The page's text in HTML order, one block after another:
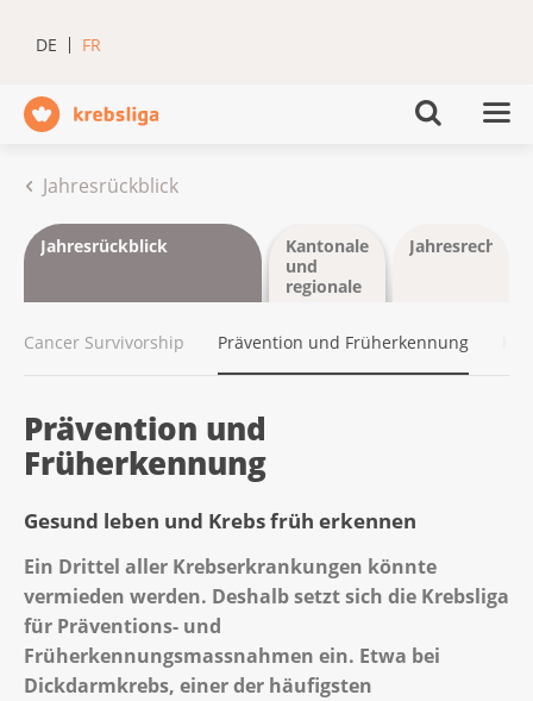
DE FR
Jahresrückblick
Jahresrückblick
Kantonale
und
regionale
Cancer Survivorship Prävention und Früherkennung
Prävention und
Früherkennung
Gesund leben und Krebs früh erkennen
Ein Drittel aller Krebserkrankungen könnte
vermieden werden. Deshalb setzt sich die Krebsliga
für Präventions- und
Früherkennungsmassnahmen ein. Etwa bei
Dickdarmkrebs, einer der häufigsten